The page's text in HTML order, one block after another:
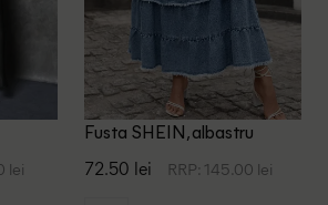
lei
Fusta SHEIN, albastru
72.50 lei RRP: 145.00 lei